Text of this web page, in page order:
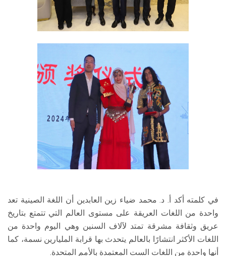
في كلمته أكد أ. د. محمد ضياء زين العابدين أن اللغة الصينية تعد
واحدة من اللغات العريقة على مستوى العالم التي تتمتع بتاريخ
عريق وثقافة مشرقة تمتد لآلاف السنين وهي اليوم واحدة من
اللغات الأكثر انتشارًا بالعالم يتحدث بها قرابة المليارين نسمة، كما
أنها واحدة من اللغات الست المعتمدة بالأمم المتحدة.